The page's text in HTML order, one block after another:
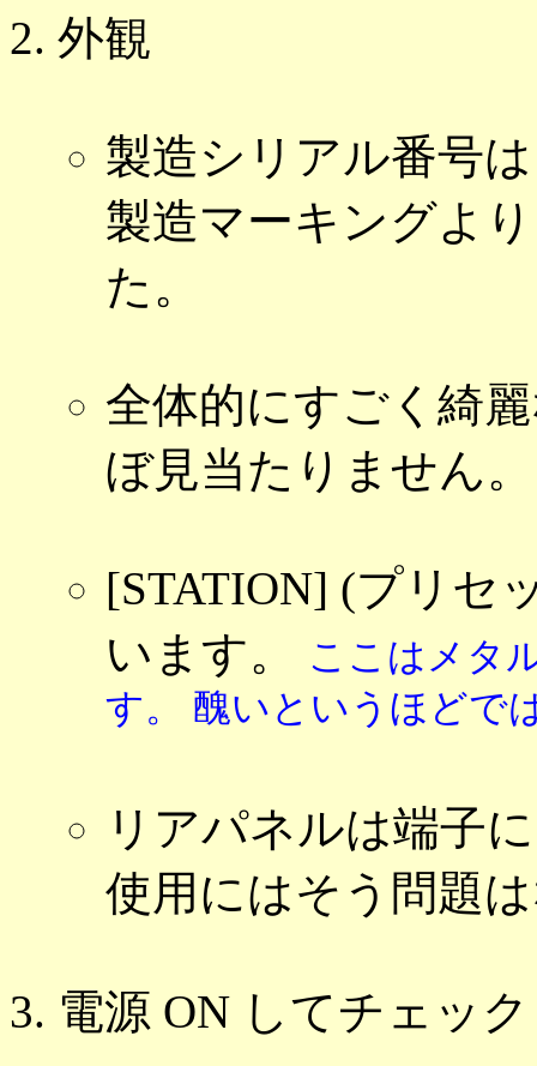
外観
製造シリアル番号
製造マーキングよ
た。
全体的にすごく綺
ぼ見当たりません。
[STATION] (プリセ
います。
ここはメタ
す。 醜いというほどで
リアパネルは端子
使用にはそう問題
電源 ON してチェック